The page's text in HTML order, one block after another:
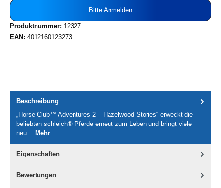
Bitte Anmelden
Produktnummer: 12327
EAN: 4012160123273
Beschreibung
„Horse Club™ Adventures 2 – Hazelwood Stories“ erweckt die
beliebten schleich® Pferde erneut zum Leben und bringt viele
neu…
Mehr
Eigenschaften
Bewertungen